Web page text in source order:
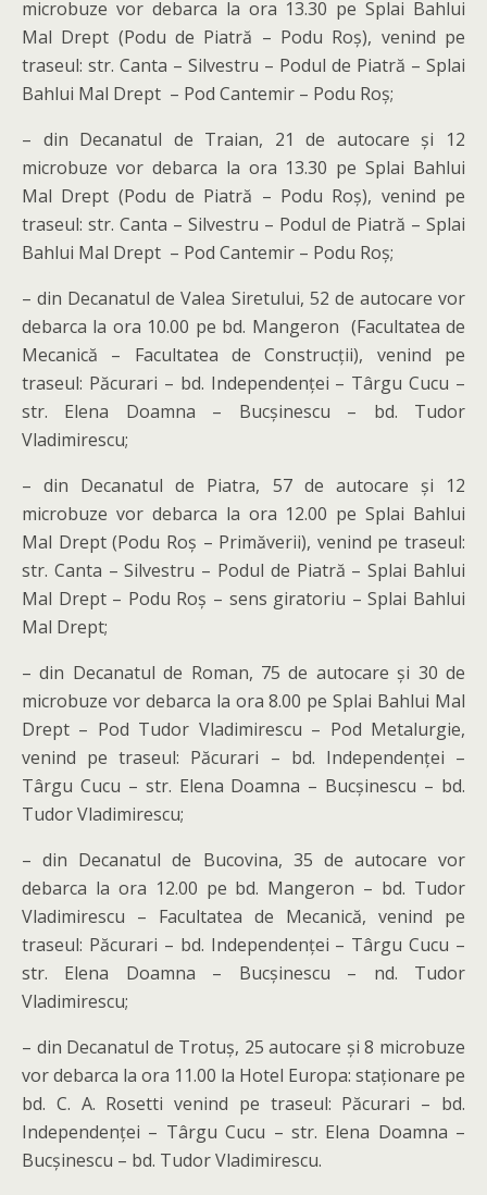
microbuze vor debarca la ora 13.30 pe Splai Bahlui
Mal Drept (Podu de Piatră – Podu Roș), venind pe
traseul: str. Canta – Silvestru – Podul de Piatră – Splai
Bahlui Mal Drept – Pod Cantemir – Podu Roș;
– din Decanatul de Traian, 21 de autocare și 12
microbuze vor debarca la ora 13.30 pe Splai Bahlui
Mal Drept (Podu de Piatră – Podu Roș), venind pe
traseul: str. Canta – Silvestru – Podul de Piatră – Splai
Bahlui Mal Drept – Pod Cantemir – Podu Roș;
– din Decanatul de Valea Siretului, 52 de autocare vor
debarca la ora 10.00 pe bd. Mangeron (Facultatea de
Mecanică – Facultatea de Construcții), venind pe
traseul: Păcurari – bd. Independenței – Târgu Cucu –
str. Elena Doamna – Bucșinescu – bd. Tudor
Vladimirescu;
– din Decanatul de Piatra, 57 de autocare și 12
microbuze vor debarca la ora 12.00 pe Splai Bahlui
Mal Drept (Podu Roș – Primăverii), venind pe traseul:
str. Canta – Silvestru – Podul de Piatră – Splai Bahlui
Mal Drept – Podu Roș – sens giratoriu – Splai Bahlui
Mal Drept;
– din Decanatul de Roman, 75 de autocare și 30 de
microbuze vor debarca la ora 8.00 pe Splai Bahlui Mal
Drept – Pod Tudor Vladimirescu – Pod Metalurgie,
venind pe traseul: Păcurari – bd. Independenței –
Târgu Cucu – str. Elena Doamna – Bucșinescu – bd.
Tudor Vladimirescu;
– din Decanatul de Bucovina, 35 de autocare vor
debarca la ora 12.00 pe bd. Mangeron – bd. Tudor
Vladimirescu – Facultatea de Mecanică, venind pe
traseul: Păcurari – bd. Independenței – Târgu Cucu –
str. Elena Doamna – Bucșinescu – nd. Tudor
Vladimirescu;
– din Decanatul de Trotuș, 25 autocare și 8 microbuze
vor debarca la ora 11.00 la Hotel Europa: staționare pe
bd. C. A. Rosetti venind pe traseul: Păcurari – bd.
Independenței – Târgu Cucu – str. Elena Doamna –
Bucșinescu – bd. Tudor Vladimirescu.